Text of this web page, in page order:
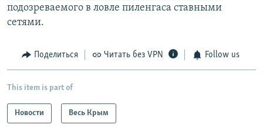
подозреваемого в ловле пиленгаса ставными
сетями.
Поделиться Читать без VPN Follow us
This item is part of
Новости Весь Крым